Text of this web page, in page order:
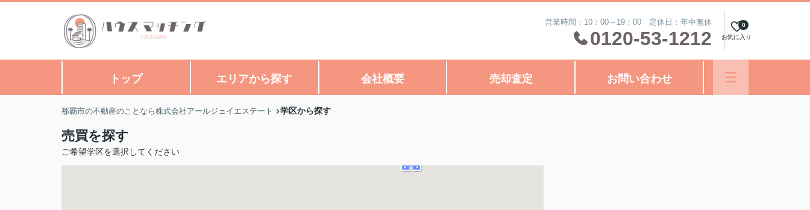
営業時間：10：00～19：00 定休日：年中無休
0120-53-1212 お気に入り
0
トップ エリアから探す 会社概要 売却査定 お問い合わせ
那覇市の不動産のことなら株式会社アールジェイエステート 学区から探す
売買を探す
ご希望学区を選択してください